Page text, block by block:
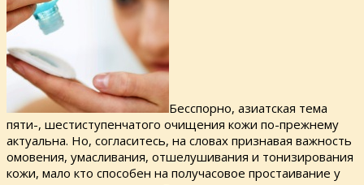
Бесспорно, азиатская тема
пяти-, шестиступенчатого очищения кожи по-прежнему
актуальна. Но, согласитесь, на словах признавая важность
омовения, умасливания, отшелушивания и тонизирования
кожи, мало кто способен на получасовое простаивание у